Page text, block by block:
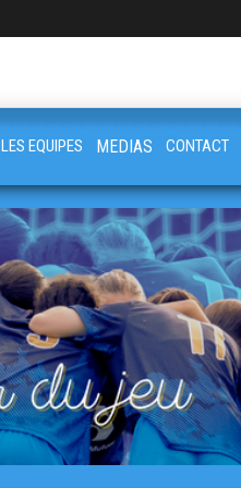
LES EQUIPES MEDIAS CONTACT